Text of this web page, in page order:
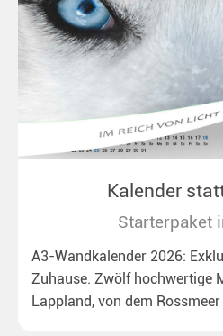
Kalender
Starterpaket
A3-Wandkalender 2026:
Zuhause. Zwölf hochwertige
Lappland, von dem